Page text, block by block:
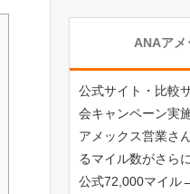
ANAアメ
公式サイト・比較
会キャンペーン実
アメックス営業さ
るマイル数がさら
公式72,000マイル